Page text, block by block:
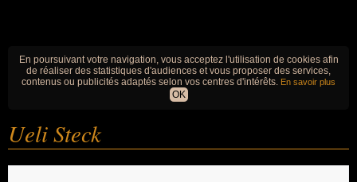
En poursuivant votre navigation, vous acceptez l'utilisation de cookies afin
de réaliser des statistiques d'audiences et vous proposer des services,
contenus ou publicités adaptés selon vos centres d'intérêts. En savoir plus
OK
Ueli Steck